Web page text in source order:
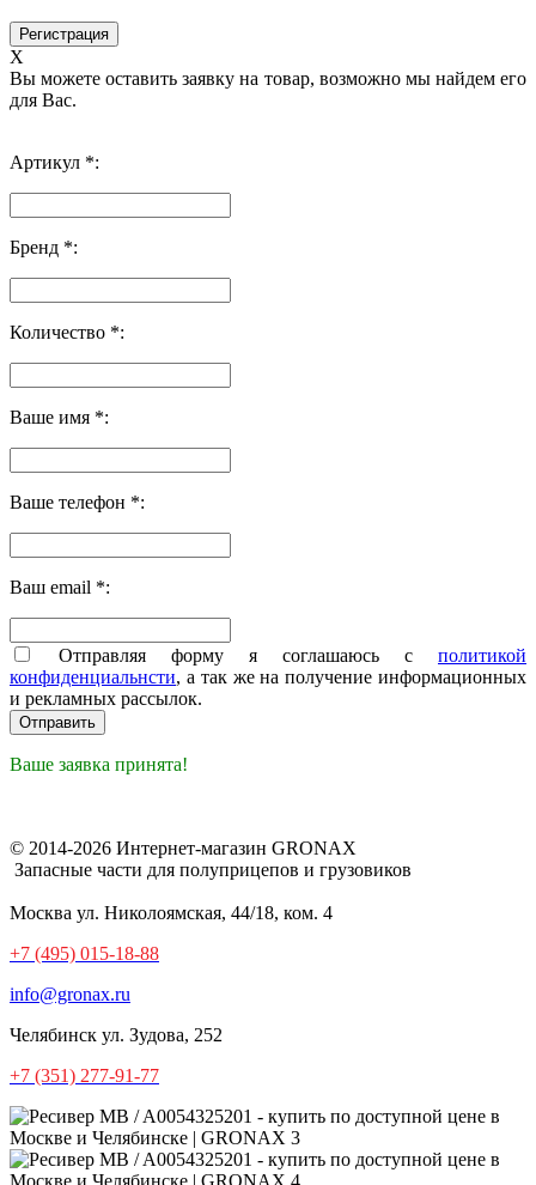
X
Вы можете оставить заявку на товар, возможно мы найдем его
для Вас.
Артикул *:
Бренд *:
Количество *:
Ваше имя *:
Ваше телефон *:
Ваш email *:
Отправляя форму я соглашаюсь с политикой
конфиденциальнсти, а так же на получение информационных
и рекламных рассылок.
Ваше заявка принята!
© 2014-2026 Интернет-магазин GRONAX
Запасные части для полуприцепов и грузовиков
Москва ул. Николоямская, 44/18, ком. 4
+7 (495) 015-18-88
info@gronax.ru
Челябинск ул. Зудова, 252
+7 (351) 277-91-77